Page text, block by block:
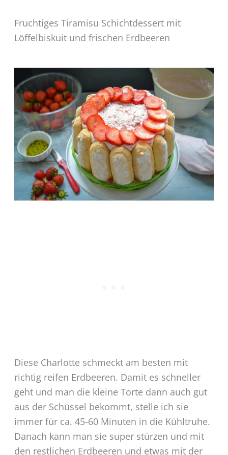
Fruchtiges Tiramisu Schichtdessert mit
Löffelbiskuit und frischen Erdbeeren
Diese Charlotte schmeckt am besten mit
richtig reifen Erdbeeren. Damit es schneller
geht und man die kleine Torte dann auch gut
aus der Schüssel bekommt, stelle ich sie
immer für ca. 45-60 Minuten in die Kühltruhe.
Danach kann man sie super stürzen und mit
den restlichen Erdbeeren und etwas mit der